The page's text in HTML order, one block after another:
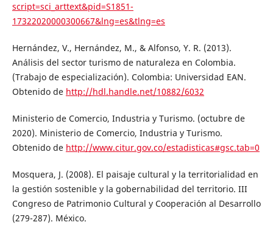
script=sci_arttext&pid=S1851-
17322020000300667&lng=es&tlng=es
Hernández, V., Hernández, M., & Alfonso, Y. R. (2013).
Análisis del sector turismo de naturaleza en Colombia.
(Trabajo de especialización). Colombia: Universidad EAN.
Obtenido de http://hdl.handle.net/10882/6032
Ministerio de Comercio, Industria y Turismo. (octubre de
2020). Ministerio de Comercio, Industria y Turismo.
Obtenido de http://www.citur.gov.co/estadisticas#gsc.tab=0
Mosquera, J. (2008). El paisaje cultural y la territorialidad en
la gestión sostenible y la gobernabilidad del territorio. III
Congreso de Patrimonio Cultural y Cooperación al Desarrollo
(279-287). México.